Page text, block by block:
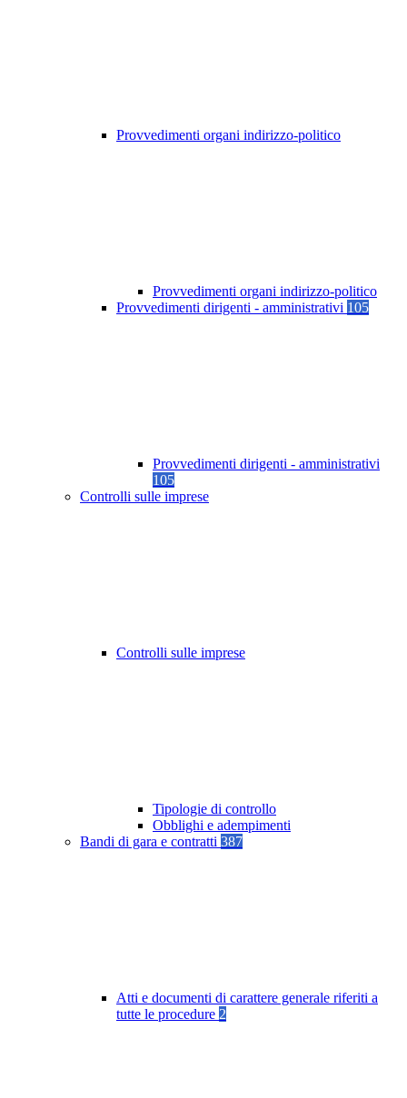
Provvedimenti organi indirizzo-politico
Provvedimenti organi indirizzo-politico
Provvedimenti dirigenti - amministrativi 105
Provvedimenti dirigenti - amministrativi
105
Controlli sulle imprese
Controlli sulle imprese
Tipologie di controllo
Obblighi e adempimenti
Bandi di gara e contratti 387
Atti e documenti di carattere generale riferiti a
tutte le procedure 2